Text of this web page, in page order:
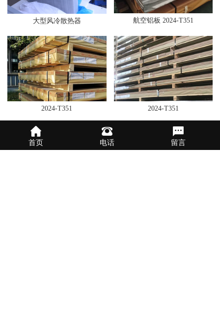
大型风冷散热器 航空铝板 2024-T351
2024-T351 2024-T351
首页 电话 留言